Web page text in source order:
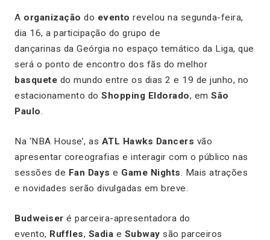
A organização do evento revelou na segunda-feira,
dia 16, a participação do grupo de
dançarinas da Geórgia no espaço temático da Liga, que
será o ponto de encontro dos fãs do melhor
basquete do mundo entre os dias 2 e 19 de junho, no
estacionamento do Shopping Eldorado, em São
Paulo.
Na ‘NBA House’, as ATL Hawks Dancers vão
apresentar coreografias e interagir com o público nas
sessões de Fan Days e Game Nights. Mais atrações
e novidades serão divulgadas em breve.
Budweiser é parceira-apresentadora do
evento, Ruffles, Sadia e Subway são parceiros